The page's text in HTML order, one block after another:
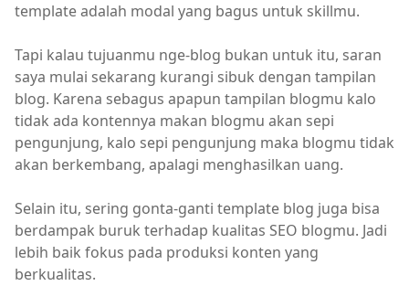
template adalah modal yang bagus untuk skillmu.
Tapi kalau tujuanmu nge-blog bukan untuk itu, saran
saya mulai sekarang kurangi sibuk dengan tampilan
blog. Karena sebagus apapun tampilan blogmu kalo
tidak ada kontennya makan blogmu akan sepi
pengunjung, kalo sepi pengunjung maka blogmu tidak
akan berkembang, apalagi menghasilkan uang.
Selain itu, sering gonta-ganti template blog juga bisa
berdampak buruk terhadap kualitas SEO blogmu. Jadi
lebih baik fokus pada produksi konten yang
berkualitas.